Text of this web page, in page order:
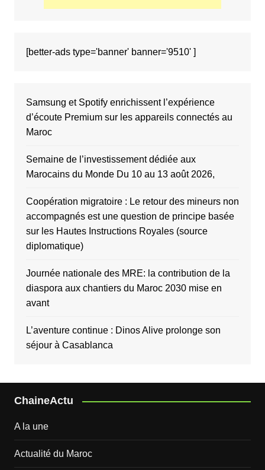
[better-ads type='banner' banner='9510' ]
Samsung et Spotify enrichissent l’expérience
d’écoute Premium sur les appareils connectés au
Maroc
Semaine de l’investissement dédiée aux
Marocains du Monde Du 10 au 13 août 2026,
Coopération migratoire : Le retour des mineurs non
accompagnés est une question de principe basée
sur les Hautes Instructions Royales (source
diplomatique)
Journée nationale des MRE: la contribution de la
diaspora aux chantiers du Maroc 2030 mise en
avant
L’aventure continue : Dinos Alive prolonge son
séjour à Casablanca
ChaineActu
A la une
Actualité du Maroc